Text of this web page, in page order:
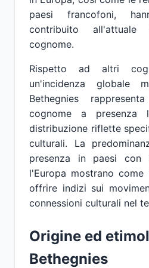
paesi francofoni,
contribuito all'attuale
cognome.
Rispetto ad altri
un'incidenza globale
Bethegnies
cognome a presenza
distribuzione riflette
culturali. La
presenza in paesi con
l'Europa mostrano
offrire indizi sui
connessioni culturali nel
Origine ed
Bethegnies